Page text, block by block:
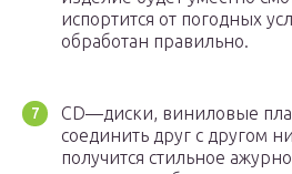
испортится от погодных
обработан правильно.
CD—диски, виниловые
соединить друг с другом
получится стильное